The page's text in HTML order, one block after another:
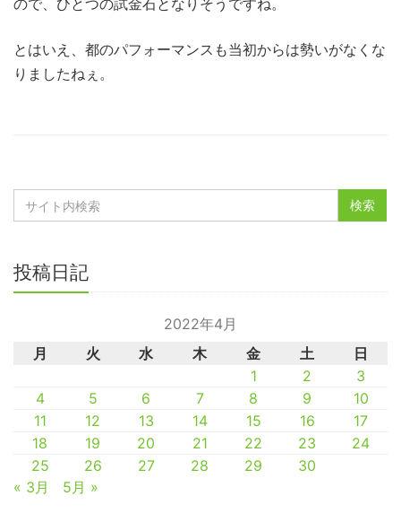
ので、ひとつの試金石となりそうですね。
とはいえ、都のパフォーマンスも当初からは勢いがなくな
りましたねぇ。
投稿日記
2022年4月
月
火 水 木 金 土
日
1
2
3
4
5 6 7 8 9
10
11
12 13 14 15 16
17
18
19 20 21 22 23
24
25
26 27 28 29
30
« 3月
5月 »